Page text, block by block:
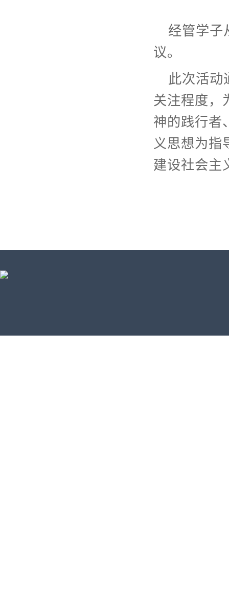
经管学子
议。
此次活动
关注程度，
神的践行者
义思想为指
建设社会主